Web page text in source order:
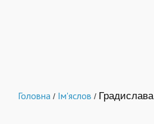
Головна / Ім'яслов / Градислава